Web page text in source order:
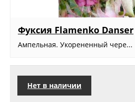
Фуксия Flamenko Danser
Ампельная. Укорененный чере...
Нет в наличии